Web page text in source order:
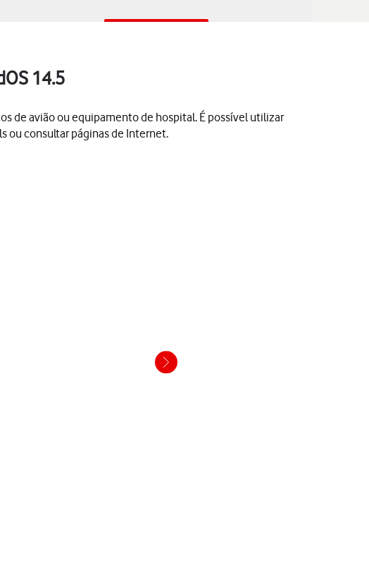
14.5
de avião ou equipamento de hospital. É possível utilizar
ou consultar páginas de Internet.